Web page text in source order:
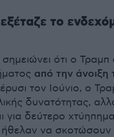
το
ότι ο
από την άνοιξη
τον Ιούνιο, ο
δυνατότητας,
για δεύτερο
ήθελαν να σκοτώσουν